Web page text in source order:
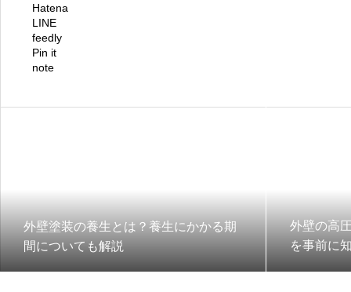
Hatena
LINE
feedly
Pin it
note
外壁塗装の養生とは？養生にかかる期
間についても解説
外壁の高
を事前に